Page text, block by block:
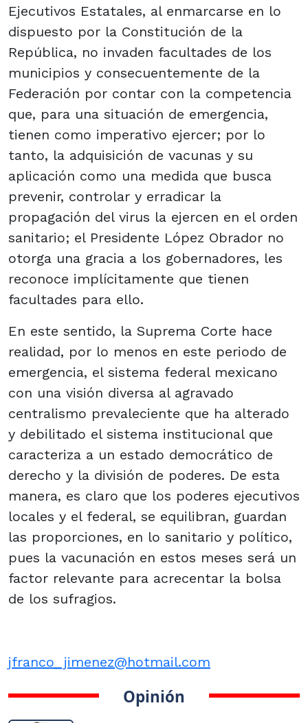
Ejecutivos Estatales, al enmarcarse en lo
dispuesto por la Constitución de la
República, no invaden facultades de los
municipios y consecuentemente de la
Federación por contar con la competencia
que, para una situación de emergencia,
tienen como imperativo ejercer; por lo
tanto, la adquisición de vacunas y su
aplicación como una medida que busca
prevenir, controlar y erradicar la
propagación del virus la ejercen en el orden
sanitario; el Presidente López Obrador no
otorga una gracia a los gobernadores, les
reconoce implícitamente que tienen
facultades para ello.
En este sentido, la Suprema Corte hace
realidad, por lo menos en este periodo de
emergencia, el sistema federal mexicano
con una visión diversa al agravado
centralismo prevaleciente que ha alterado
y debilitado el sistema institucional que
caracteriza a un estado democrático de
derecho y la división de poderes. De esta
manera, es claro que los poderes ejecutivos
locales y el federal, se equilibran, guardan
las proporciones, en lo sanitario y político,
pues la vacunación en estos meses será un
factor relevante para acrecentar la bolsa
de los sufragios.
jfranco_jimenez@hotmail.com
Opinión